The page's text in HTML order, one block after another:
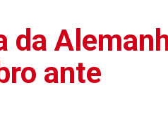
da
ante